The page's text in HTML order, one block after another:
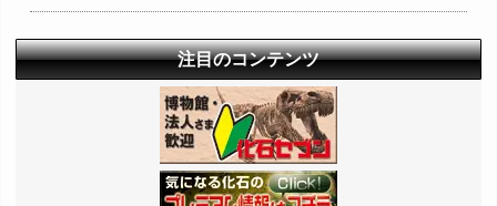
注目のコンテンツ